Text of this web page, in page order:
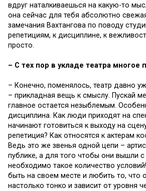
вдруг наталкиваешься на какую-то
она сейчас для тебя абсолютно
замечания Вахтангова по поводу
репетициям, к дисциплине, к
просто.
– С тех пор в укладе театра многое
– Конечно, поменялось, театр давно
– прикладная вещь к смыслу. Пускай
главное остается незыблемым.
дисциплина. Как люди приходят на
начинают готовиться к выходу на
репетиция? Как относятся к актерам
Ведь это же звенья одной цепи –
публике, а для того чтобы они вышли с
необходимо такое количество
быть на своем месте и любить то, что
настолько тонко и зависит от уровня